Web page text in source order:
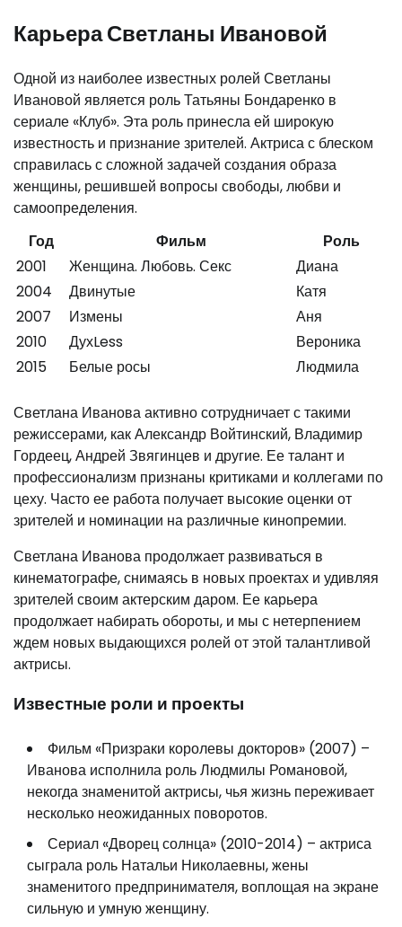
Карьера Светланы Ивановой
Одной из наиболее известных ролей Светланы
Ивановой является роль Татьяны Бондаренко в
сериале «Клуб». Эта роль принесла ей широкую
известность и признание зрителей. Актриса с блеском
справилась с сложной задачей создания образа
женщины, решившей вопросы свободы, любви и
самоопределения.
Год
Фильм
Роль
2001
Женщина. Любовь. Секс
Диана
2004
Двинутые
Катя
2007
Измены
Аня
2010
ДухLess
Вероника
2015
Белые росы Людмила
Светлана Иванова активно сотрудничает с такими
режиссерами, как Александр Войтинский, Владимир
Гордеец, Андрей Звягинцев и другие. Ее талант и
профессионализм признаны критиками и коллегами по
цеху. Часто ее работа получает высокие оценки от
зрителей и номинации на различные кинопремии.
Светлана Иванова продолжает развиваться в
кинематографе, снимаясь в новых проектах и удивляя
зрителей своим актерским даром. Ее карьера
продолжает набирать обороты, и мы с нетерпением
ждем новых выдающихся ролей от этой талантливой
актрисы.
Известные роли и проекты
Фильм «Призраки королевы докторов» (2007) –
Иванова исполнила роль Людмилы Романовой,
некогда знаменитой актрисы, чья жизнь переживает
несколько неожиданных поворотов.
Сериал «Дворец солнца» (2010-2014) – актриса
сыграла роль Натальи Николаевны, жены
знаменитого предпринимателя, воплощая на экране
сильную и умную женщину.